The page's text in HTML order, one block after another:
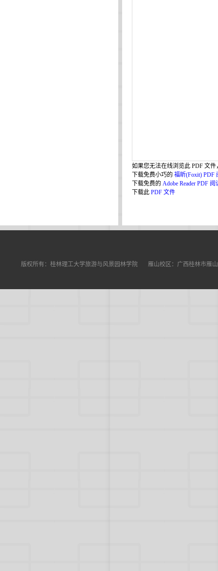
如果您无法在线浏览此 PDF 文件
下载免费小巧的 福昕(Foxit) PDF
下载免费的 Adobe Reader PDF 阅
下载此 PDF 文件
版权所有：桂林理工大学旅游与风景园林学院 雁山校区：广西桂林市